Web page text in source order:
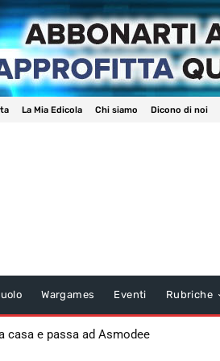
La Mia Edicola Chi siamo Dicono di noi
Wargames Eventi Rubriche
casa e passa ad Asmodee